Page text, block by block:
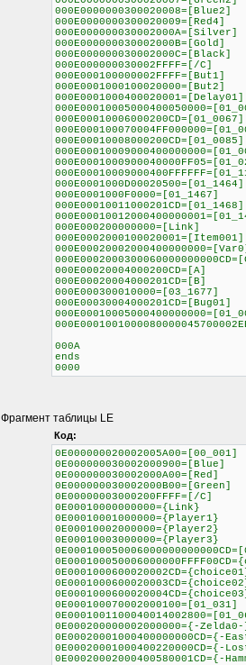
000E0000000300020008=[Blue2]
000E0000000300020009=[Red4]
000E000000030002000A=[Silver]
000E000000030002000B=[Gold]
000E000000030002000C=[Black]
000E000000030002FFFF=[/C]
000E000100000002FFFF=[But1]
000E0001000100020000=[But2]
000E0001000400020001=[Delay01]
000E00010006000200CD=[01_0067]
000E00010008000200CD=[01_0085]
000E0001000D00020500=[01_1464]
000E0001000F0000=[01_1467]
000E00010011000201CD=[01_1468]
000E000200000000=[Link]
000E0002000100020001=[Item001]
000E00020004000200CD=[A]
000E00020004000201CD=[B]
000E000300010000=[03_1677]
000E00030004000201CD=[Bug01]
000A
ends
0000
Фрагмент таблицы LE
Код:
0E000000020002005A00=[00_001]
0E000000030002000900=[Blue]
0E000000030002000A00=[Red]
0E000000030002000B00=[Green]
0E00000003000200FFFF=[/C]
0E00010000000000={Link}
0E00010001000000={Player1}
0E00010002000000={Player2}
0E00010003000000={Player3}
0E000100070002000100=[01_031]
0E000200000002000000={-
0E00020001000400000000CD={-
0E00020001000400220000CD={-
0E00020002000400580001CD={-